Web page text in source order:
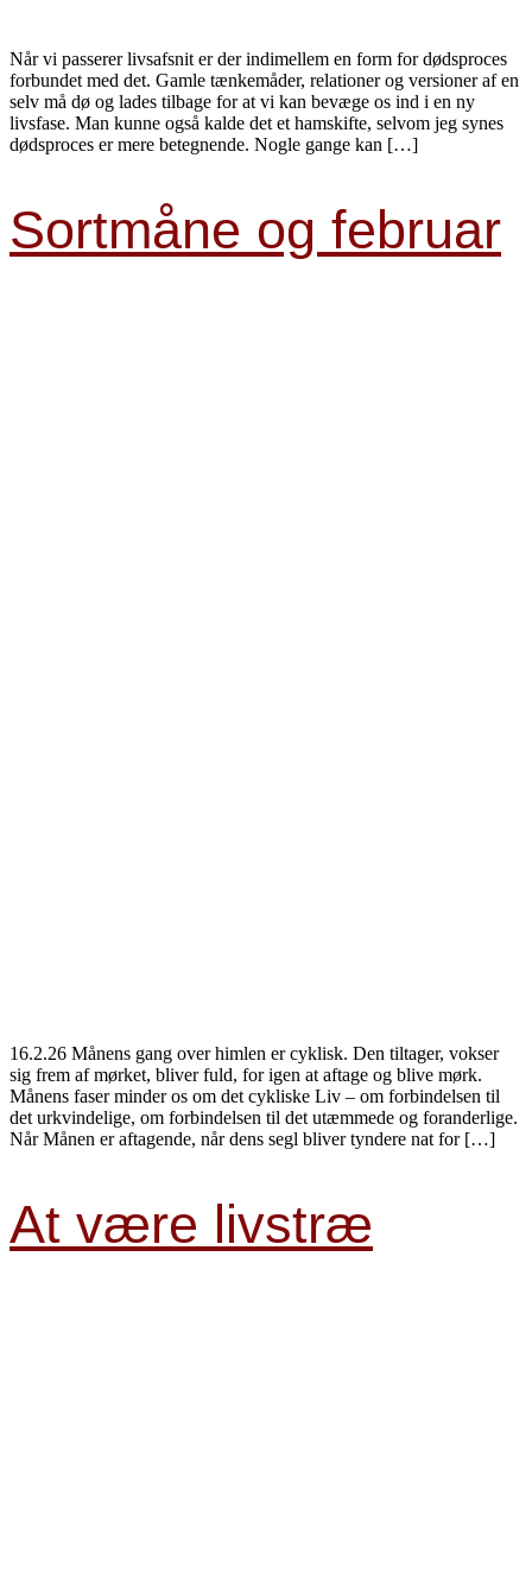
Når vi passerer livsafsnit er der indimellem en form for dødsproces
forbundet med det. Gamle tænkemåder, relationer og versioner af en
selv må dø og lades tilbage for at vi kan bevæge os ind i en ny
livsfase. Man kunne også kalde det et hamskifte, selvom jeg synes
dødsproces er mere betegnende. Nogle gange kan […]
Sortmåne og februar
16.2.26 Månens gang over himlen er cyklisk. Den tiltager, vokser
sig frem af mørket, bliver fuld, for igen at aftage og blive mørk.
Månens faser minder os om det cykliske Liv – om forbindelsen til
det urkvindelige, om forbindelsen til det utæmmede og foranderlige.
Når Månen er aftagende, når dens segl bliver tyndere nat for […]
At være livstræ